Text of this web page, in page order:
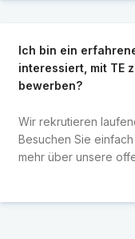
Ich bin ein
interessiert, mit TE
bewerben?
Wir rekrutieren
Besuchen Sie einfach
mehr über unsere